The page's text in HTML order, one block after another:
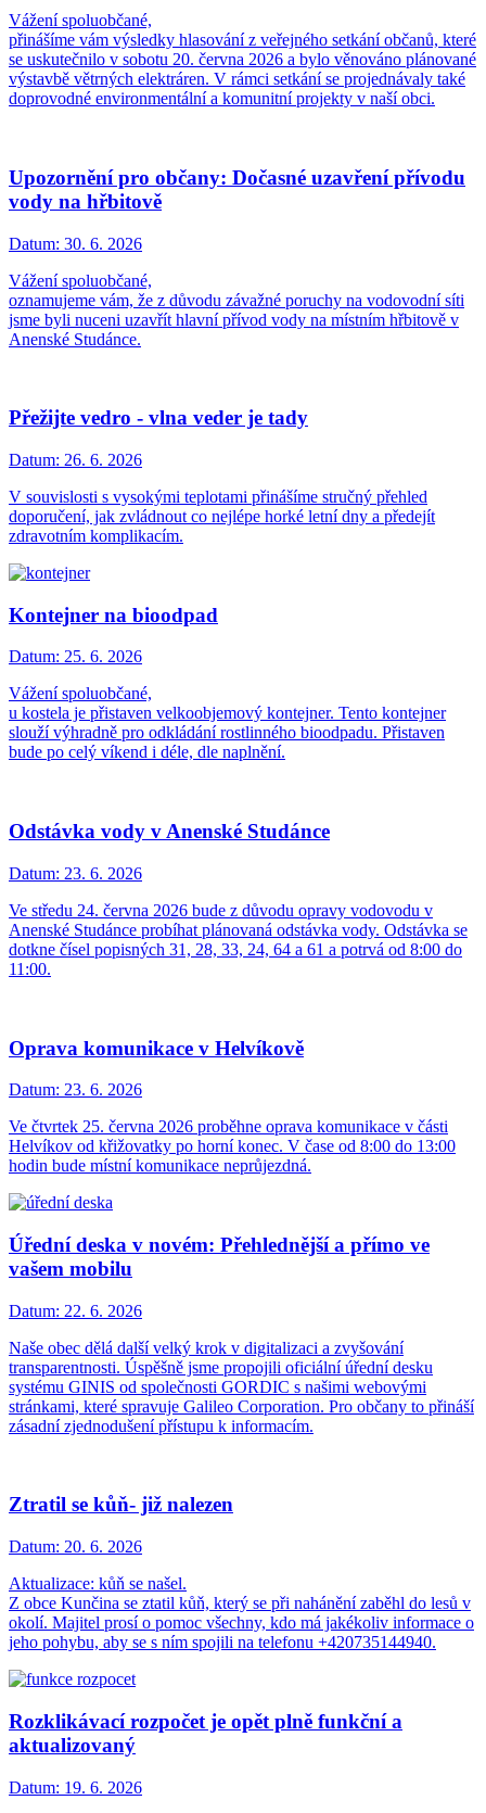
Vážení spoluobčané,
přinášíme vám výsledky hlasování z veřejného setkání občanů, které
se uskutečnilo v sobotu 20. června 2026 a bylo věnováno plánované
výstavbě větrných elektráren. V rámci setkání se projednávaly také
doprovodné environmentální a komunitní projekty v naší obci.
Upozornění pro občany: Dočasné uzavření přívodu
vody na hřbitově
Datum: 30. 6. 2026
Vážení spoluobčané,
oznamujeme vám, že z důvodu závažné poruchy na vodovodní síti
jsme byli nuceni uzavřít hlavní přívod vody na místním hřbitově v
Anenské Studánce.
Přežijte vedro - vlna veder je tady
Datum: 26. 6. 2026
V souvislosti s vysokými teplotami přinášíme stručný přehled
doporučení, jak zvládnout co nejlépe horké letní dny a předejít
zdravotním komplikacím.
Kontejner na bioodpad
Datum: 25. 6. 2026
Vážení spoluobčané,
u kostela je přistaven velkoobjemový kontejner. Tento kontejner
slouží výhradně pro odkládání rostlinného bioodpadu. Přistaven
bude po celý víkend i déle, dle naplnění.
Odstávka vody v Anenské Studánce
Datum: 23. 6. 2026
Ve středu 24. června 2026 bude z důvodu opravy vodovodu v
Anenské Studánce probíhat plánovaná odstávka vody. Odstávka se
dotkne čísel popisných 31, 28, 33, 24, 64 a 61 a potrvá od 8:00 do
11:00.
Oprava komunikace v Helvíkově
Datum: 23. 6. 2026
Ve čtvrtek 25. června 2026 proběhne oprava komunikace v části
Helvíkov od křižovatky po horní konec. V čase od 8:00 do 13:00
hodin bude místní komunikace neprůjezdná.
Úřední deska v novém: Přehlednější a přímo ve
vašem mobilu
Datum: 22. 6. 2026
Naše obec dělá další velký krok v digitalizaci a zvyšování
transparentnosti. Úspěšně jsme propojili oficiální úřední desku
systému GINIS od společnosti GORDIC s našimi webovými
stránkami, které spravuje Galileo Corporation. Pro občany to přináší
zásadní zjednodušení přístupu k informacím.
Ztratil se kůň- již nalezen
Datum: 20. 6. 2026
Aktualizace: kůň se našel.
Z obce Kunčina se ztatil kůň, který se při nahánění zaběhl do lesů v
okolí. Majitel prosí o pomoc všechny, kdo má jakékoliv informace o
jeho pohybu, aby se s ním spojili na telefonu +420735144940.
Rozklikávací rozpočet je opět plně funkční a
aktualizovaný
Datum: 19. 6. 2026